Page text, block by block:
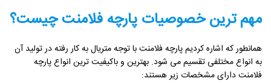
مهم ترین خصوصیات پارچه فلامنت چیست؟
همانطور که اشاره کردیم پارچه فلامنت با توجه متریال به کار رفته در تولید آن
به انواع مختلفی تقسیم می ‌شود. بهترین و باکیفیت ‌ترین انواع پارچه
فلامنت دارای مشخصات زیر هستند: